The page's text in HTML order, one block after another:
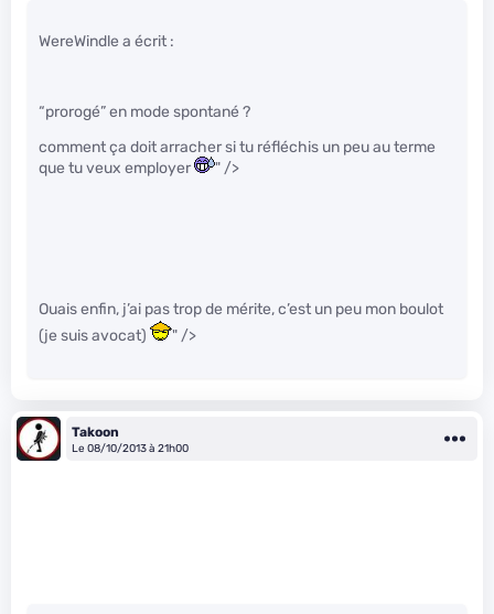
WereWindle a écrit :
“prorogé” en mode spontané ?
comment ça doit arracher si tu réfléchis un peu au terme
que tu veux employer
" />
Ouais enfin, j’ai pas trop de mérite, c’est un peu mon boulot
(je suis avocat)
" />
Takoon
Le 08/10/2013 à 21h00